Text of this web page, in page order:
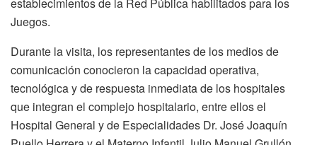
establecimientos de la Red Pública habilitados para los
Juegos.
Durante la visita, los representantes de los medios de
comunicación conocieron la capacidad operativa,
tecnológica y de respuesta inmediata de los hospitales
que integran el complejo hospitalario, entre ellos el
Hospital General y de Especialidades Dr. José Joaquín